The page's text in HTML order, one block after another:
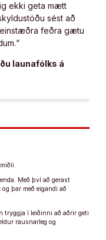
ekki geta mætt
sést að
feðra gætu
launafólks á
Með því að gerast
þar með eigandi að
tryggja í leiðinni að aðrir geti
rausnarleg og